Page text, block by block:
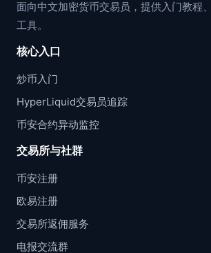
面向中文加密货币交易员，提供入门教程
工具。
核心入口
炒币入门
HyperLiquid交易员追踪
币安合约异动监控
交易所与社群
币安注册
欧易注册
交易所返佣服务
电报交流群